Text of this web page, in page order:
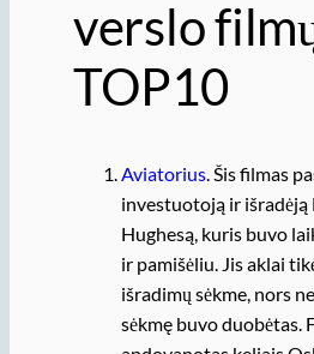
verslo
TOP10
Aviatorius. Šis filmas
investuotoją ir išradėją
Hughesą, kuris buvo
ir pamišėliu. Jis aklai
išradimų sėkme, nors
sėkmę buvo duobėtas.